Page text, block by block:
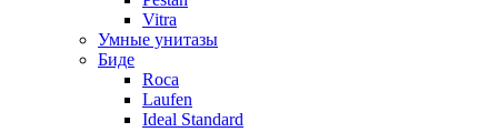
Vitra
Умные унитазы
Биде
Roca
Laufen
Ideal Standard